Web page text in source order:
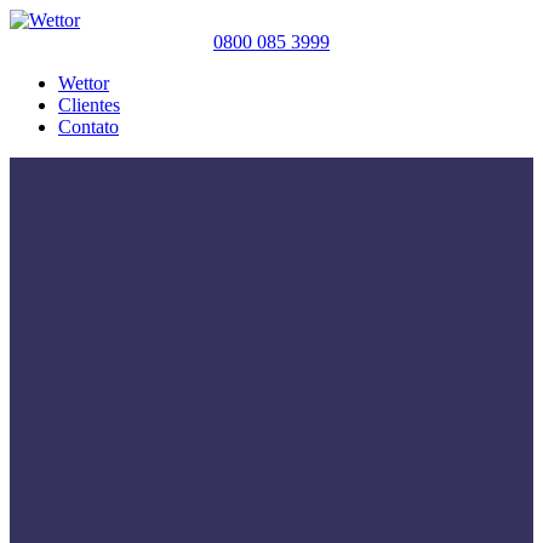
0800 085 3999
Wettor
Clientes
Contato